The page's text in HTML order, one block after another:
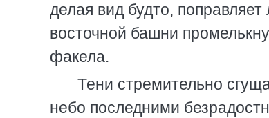
делая вид будто,
восточной башни
факела.
Тени стремительно
небо последними